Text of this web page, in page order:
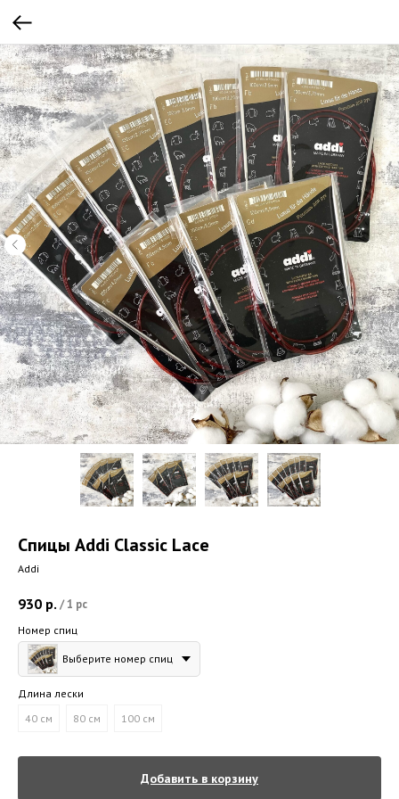
Спицы Addi Classic Lace
Addi
930 р. /1 pc
Номер спиц
Выберите номер спиц
Длина лески
40 см
80 см 100 см
Добавить в корзину